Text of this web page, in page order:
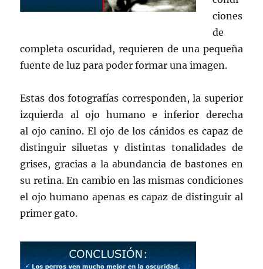
ciones
de
completa oscuridad, requieren de una pequeña
fuente de luz para poder formar una imagen.
Estas dos fotografías corresponden, la superior
izquierda al ojo humano e inferior derecha
al ojo canino. El ojo de los cánidos es capaz de
distinguir siluetas y distintas tonalidades de
grises, gracias a la abundancia de bastones en
su retina. En cambio en las mismas condiciones
el ojo humano apenas es capaz de distinguir al
primer gato.